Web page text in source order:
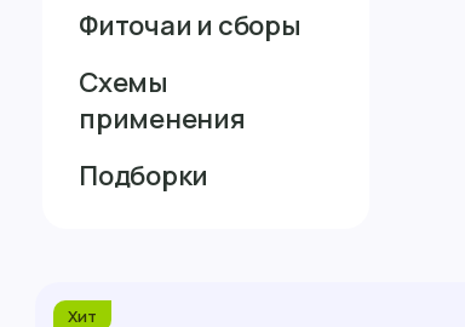
Фиточаи и сборы
Схемы
применения
Подборки
Хит